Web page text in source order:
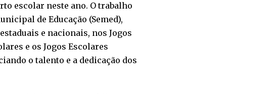
escolar neste ano. O trabalho
de Educação (Semed),
e nacionais, nos Jogos
e os Jogos Escolares
o talento e a dedicação dos